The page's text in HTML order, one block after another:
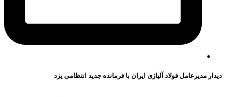
دیدار مدیرعامل فولاد آلیاژی ایران با فرمانده جدید انتظامی یزد